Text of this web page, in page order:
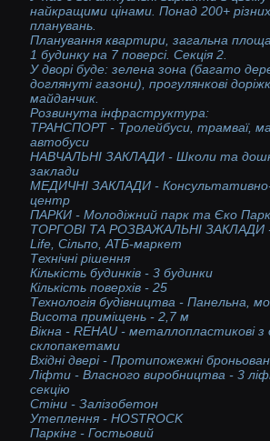
найкращими цінами. Понад 200+
планувань.
Планування квартири, загальна
1 будинку на 7 поверсі. Секція 2.
У дворі буде: зелена зона (багато
доглянуті газони), прогулянкові
майданчик.
Розвинута інфраструктура:
ТРАНСПОРТ - Тролейбуси, трамваї,
автобуси
НАВЧАЛЬНІ ЗАКЛАДИ - Школи та
заклади
МЕДИЧНІ ЗАКЛАДИ - Консультативно-
центр
ПАРКИ - Молодіжний парк та Єко
ТОРГОВІ ТА РОЗВАЖАЛЬНІ ЗАКЛАДИ
Life, Сільпо, АТБ-маркет
Технічні рішення
Кількість будинків - 3 будинки
Кількість поверхів - 25
Технологія будівництва - Панельна,
Висота приміщень - 2,7 м
Вікна - REHAU - металлопластикові
склопакетами
Вхідні двері - Протипожежні
Ліфти - Власного виробництва - 3
секцію
Стіни - Залізобетон
Утеплення - HOSTROCK
Паркінг - Гостьовий